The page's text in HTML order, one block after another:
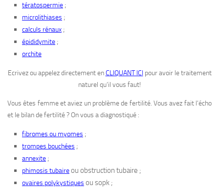
tératospermie ;
microlithiases ;
calculs rénaux ;
épididymite ;
orchite
Ecrivez ou appelez directement enCLIQUANT ICI pour avoir le traitement
naturel qu’il vous faut!
Vous êtes femme et aviez un problème de fertilité. Vous avez fait l’écho
et le bilan de fertilité ? On vous a diagnostiqué :
fibromes ou myomes ;
trompes bouchées ;
annexite ;
phimosis tubaireou obstruction tubaire ;
ovaires polykystiques ou sopk ;